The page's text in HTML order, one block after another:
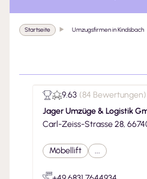
Startseite Umzugsfirmen in Kindsbach
9.63 (84 Bewertungen)
Jager Umzüge & Logistik
Carl-Zeiss-Strasse 28,
Möbellift ...